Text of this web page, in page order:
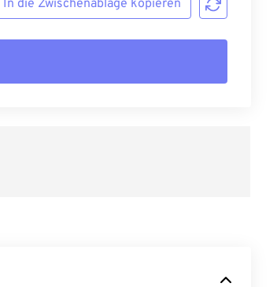
In die Zwischenablage kopieren